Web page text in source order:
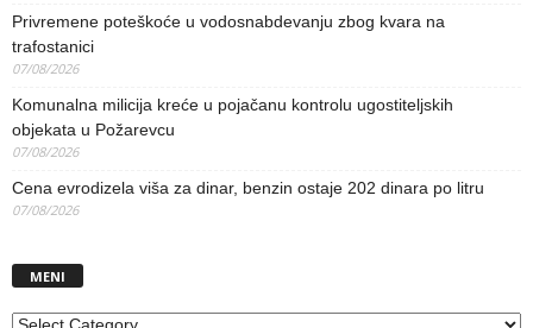
Privremene poteškoće u vodosnabdevanju zbog kvara na
trafostanici
07/08/2026
Komunalna milicija kreće u pojačanu kontrolu ugostiteljskih
objekata u Požarevcu
07/08/2026
Cena evrodizela viša za dinar, benzin ostaje 202 dinara po litru
07/08/2026
MENI
MENI